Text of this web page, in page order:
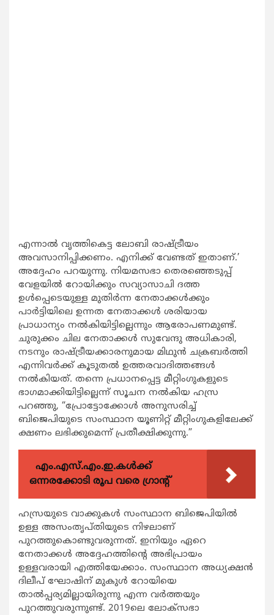
എന്നാല്‍ വൃത്തികെട്ട ലോബി രാഷ്ട്രീയം
അവസാനിപ്പിക്കണം. എനിക്ക് വേണ്ടത് ഇതാണ്.’
അദ്ദേഹം പറയുന്നു. നിയമസഭാ തെരഞ്ഞെടുപ്പ്
വേളയില്‍ റോയിക്കും സവ്യാസാചി ദത്ത
ഉള്‍പ്പെടെയുള്ള മുതിര്‍ന്ന നേതാക്കള്‍ക്കും
പാര്‍ട്ടിയിലെ ഉന്നത നേതാക്കള്‍ ശരിയായ
പ്രാധാന്യം നല്‍കിയിട്ടില്ലെന്നും ആരോപണമുണ്ട്.
ചുരുക്കം ചില നേതാക്കള്‍ സുവേന്ദു അധികാരി,
നടനും രാഷ്ട്രീയക്കാരനുമായ മിഥുന്‍ ചക്രബര്‍ത്തി
എന്നിവര്‍ക്ക് കൂടുതല്‍ ഉത്തരവാദിത്തങ്ങള്‍
നല്‍കിയത്. തന്നെ പ്രധാനപ്പെട്ട മീറ്റിംഗുകളുടെ
ഭാഗമാക്കിയിട്ടില്ലെന്ന് സൂചന നല്‍കിയ ഹസ്ര
പറഞ്ഞു, “പ്രോട്ടോക്കോള്‍ അനുസരിച്ച്
ബിജെപിയുടെ സംസ്ഥാന യൂണിറ്റ് മീറ്റിംഗുകളിലേക്ക്
ക്ഷണം ലഭിക്കുമെന്ന് പ്രതീക്ഷിക്കുന്നു.”
എം.എസ്.എം.ഇ.കൾക്ക്
ഒന്നരക്കോടി രൂപ വരെ ഗ്രാന്റ്
ഹസ്രയുടെ വാക്കുകള്‍ സംസ്ഥാന ബിജെപിയില്‍
ഉള്ള അസംതൃപ്തിയുടെ നിഴലാണ്
പുറത്തുകൊണ്ടുവരുന്നത്. ഇനിയും ഏറെ
നേതാക്കള്‍ അദ്ദേഹത്തിന്‍റെ അഭിപ്രായം
ഉള്ളവരായി എത്തിയേക്കാം. സംസ്ഥാന അധ്യക്ഷന്‍
ദിലീപ് ഘോഷിന് മുകുള്‍ റോയിയെ
താല്‍പ്പര്യമില്ലായിരുന്നു എന്ന വര്‍ത്തയും
പുറത്തുവരുന്നുണ്ട്. 2019ലെ ലോക്സഭാ